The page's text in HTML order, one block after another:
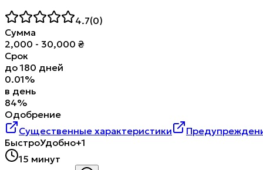
4.7(0)
Сумма
2,000 - 30,000 ₴
Срок
до 180 дней
0.01%
в день
84%
Одобрение
Существенные характеристики
БыстроУдобно+1
15 минут